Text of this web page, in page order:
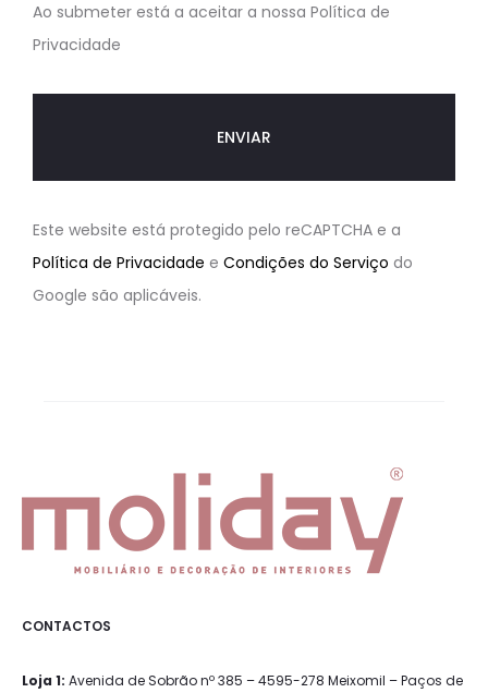
Ao submeter está a aceitar a nossa Política de
Privacidade
Este website está protegido pelo reCAPTCHA e a
Política de Privacidade e Condições do Serviço do
Google são aplicáveis.
CONTACTOS
Loja 1: Avenida de Sobrão nº 385 – 4595-278 Meixomil – Paços de